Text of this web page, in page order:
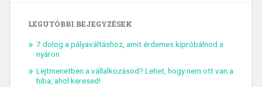
LEGUTÓBBI BEJEGYZÉSEK
7 dolog a pályaváltáshoz, amit érdemes kipróbálnod a
nyáron
Lejtmenetben a vállalkozásod? Lehet, hogy nem ott van a
hiba, ahol keresed!